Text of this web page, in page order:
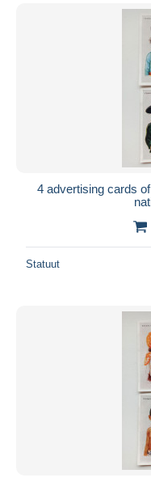
4 advertising cards
Statuut